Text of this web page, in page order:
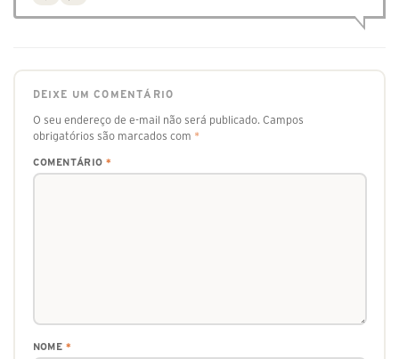
DEIXE UM COMENTÁRIO
O seu endereço de e-mail não será publicado. Campos
obrigatórios são marcados com *
COMENTÁRIO *
NOME *